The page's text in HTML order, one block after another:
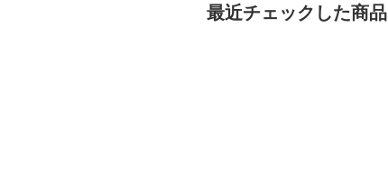
最近チェックした商品